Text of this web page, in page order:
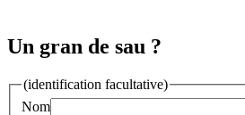
Un gran de sau ?
(identification facultative)
Nom